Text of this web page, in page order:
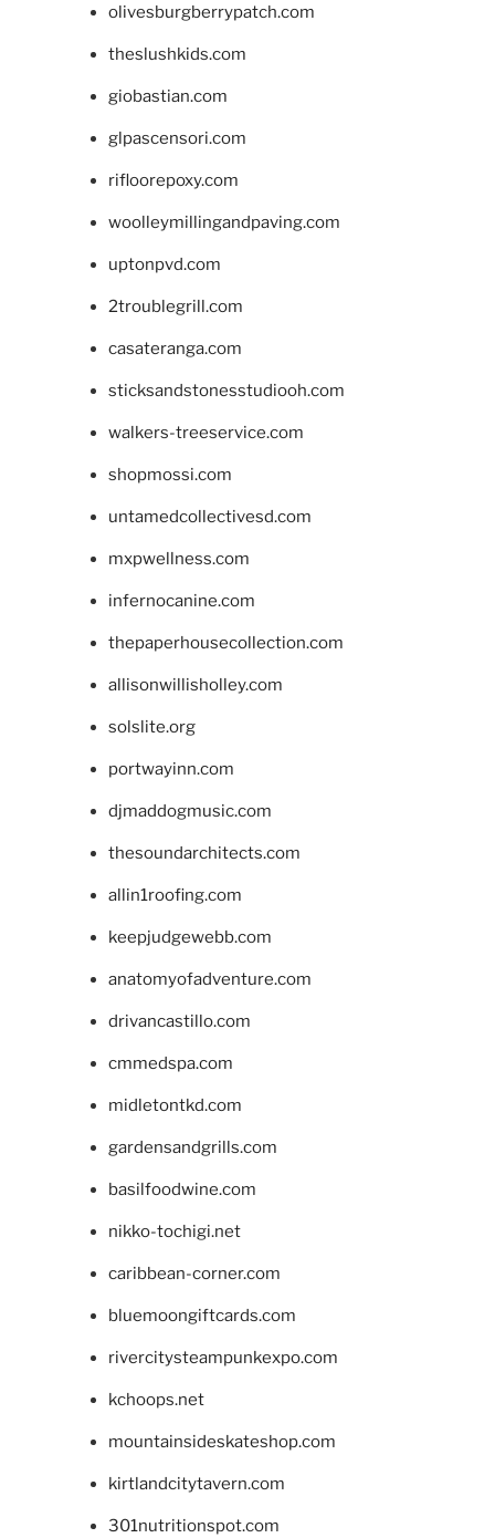
olivesburgberrypatch.com
theslushkids.com
giobastian.com
glpascensori.com
rifloorepoxy.com
woolleymillingandpaving.com
uptonpvd.com
2troublegrill.com
casateranga.com
sticksandstonesstudiooh.com
walkers-treeservice.com
shopmossi.com
untamedcollectivesd.com
mxpwellness.com
infernocanine.com
thepaperhousecollection.com
allisonwillisholley.com
solslite.org
portwayinn.com
djmaddogmusic.com
thesoundarchitects.com
allin1roofing.com
keepjudgewebb.com
anatomyofadventure.com
drivancastillo.com
cmmedspa.com
midletontkd.com
gardensandgrills.com
basilfoodwine.com
nikko-tochigi.net
caribbean-corner.com
bluemoongiftcards.com
rivercitysteampunkexpo.com
kchoops.net
mountainsideskateshop.com
kirtlandcitytavern.com
301nutritionspot.com